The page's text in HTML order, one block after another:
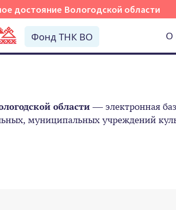
достояние Вологодской области
Фонд ТНК ВО О
области— электронная
муниципальных учреждений